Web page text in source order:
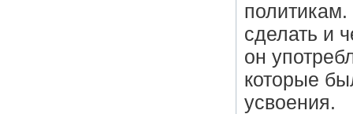
сделать и
он
которые
усвоения.